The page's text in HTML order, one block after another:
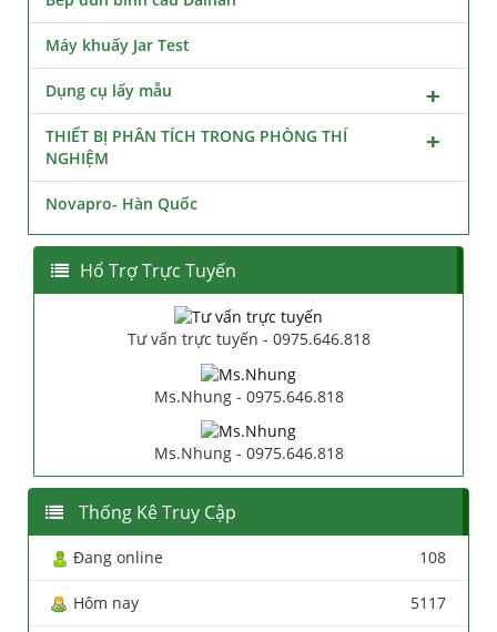
Máy khuấy Jar Test
Dụng cụ lấy mẫu
THIẾT BỊ PHÂN TÍCH TRONG PHÒNG THÍ
NGHIỆM
Novapro- Hàn Quốc
Hổ Trợ Trực Tuyến
Tư vấn trực tuyến - 0975.646.818
Ms.Nhung - 0975.646.818
Ms.Nhung - 0975.646.818
Thống Kê Truy Cập
Đang online 108
Hôm nay 5117